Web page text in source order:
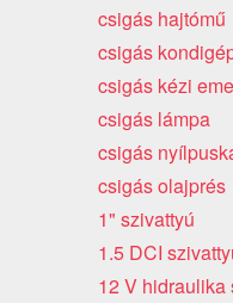
csigás hajtómű
csigás
csigás kézi
csigás lámpa
csigás
csigás olajprés
1" szivattyú
1.5 DCI
12 V hidraulika